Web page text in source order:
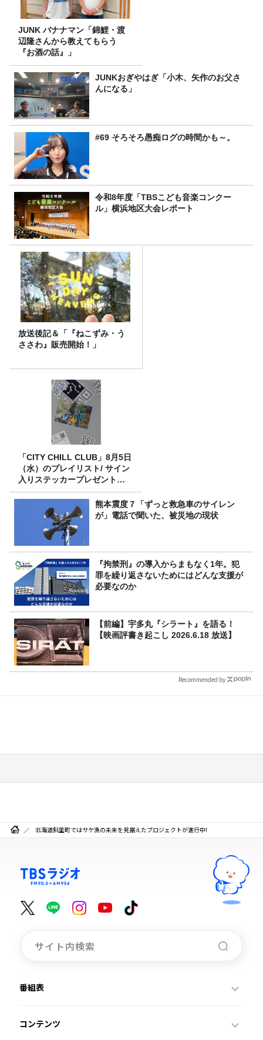
JUNK バナナマン「錦鯉・渡
辺隆さんから教えてもらう
『お酒の話』」
JUNKおぎやはぎ「小木、矢作のお父さ
んになる」
#69 そろそろ愚痴ログの時間かも～。
令和8年度「TBSこども音楽コンクー
ル」横浜地区大会レポート
放送後記＆「『ねこずみ・う
ささわ』販売開始！」
「CITY CHILL CLUB」8月5日
（水）のプレイリスト/ サイン
入りステッカープレゼント有
り
熊本震度７「ずっと救急車のサイレン
が」電話で聞いた、被災地の現状
『拘禁刑』の導入からまもなく1年。犯
罪を繰り返さないためにはどんな支援が
必要なのか
【前編】宇多丸『シラート』を語る！
【映画評書き起こし 2026.6.18 放送】
Recommended by
北海道斜里町ではサケ漁の未来を見据えたプロジェクトが進行中!
番組表
コンテンツ